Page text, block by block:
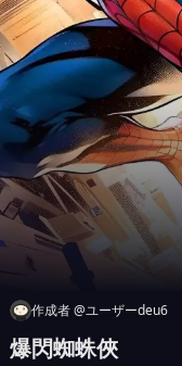
作成者@ユーザーdeu6
爆閃蜘蛛俠